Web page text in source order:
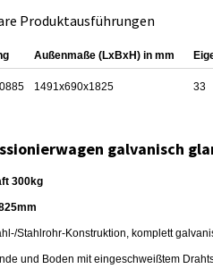
Produktausführungen
Außenmaße (LxBxH) in mm
1491x690x1825 33
galvanisch
300kg
Stahlrohr-Konstruktion, komplett
und Boden mit eingeschweißtem